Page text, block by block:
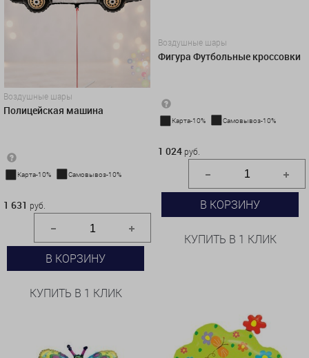
Воздушные шары
Полицейская машина
Карта-10% Самовывоз-10%
1 631 руб.
В КОРЗИНУ
КУПИТЬ В 1 КЛИК
Воздушные шары
Фигура Футбольные кроссовки
Карта-10% Самовывоз-10%
1 024 руб.
В КОРЗИНУ
КУПИТЬ В 1 КЛИК